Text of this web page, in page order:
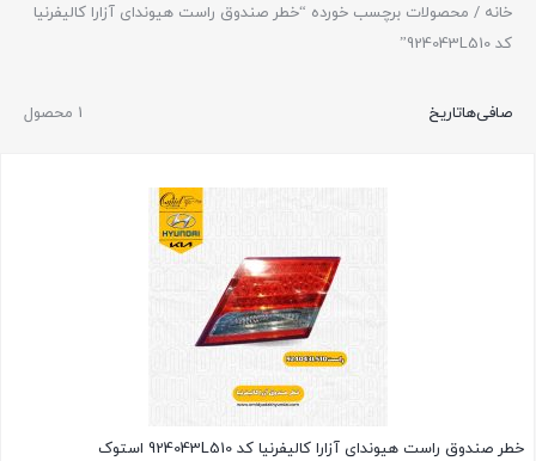
خانه / محصولات برچسب خورده “خطر صندوق راست هیوندای آزارا کالیفرنیا
کد 924043L510”
1 محصول صافی‌هاتاریخ
خطر صندوق راست هیوندای آزارا کالیفرنیا کد 924043L510 استوک